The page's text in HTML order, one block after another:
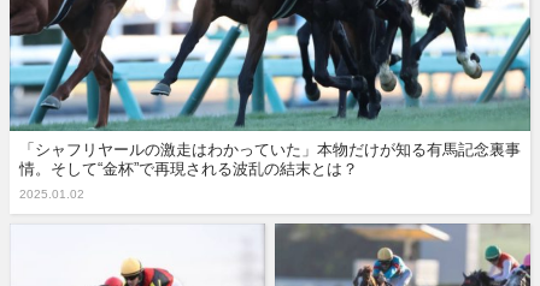
「シャフリヤールの激走はわかっていた」本物だけが知る有馬記念裏事
情。そして“金杯”で再現される波乱の結末とは？
2025.01.02